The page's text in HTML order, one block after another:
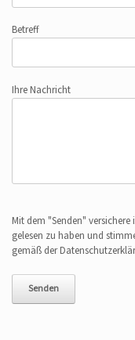
Betreff
Ihre Nachricht
Mit dem "Senden" versichere
gelesen zu haben und
gemäß der